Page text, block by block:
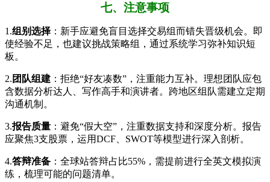
七、注意事项
1.​组别选择​ ​：新手应避免盲目选择交易组而错失晋级机会。即
使经验不足，也建议挑战策略组，通过系统学习弥补知识短
板。
2. ​团队组建​ ​：拒绝“好友凑数”，注重能力互补。理想团队应包
含数据分析达人、写作高手和演讲者。跨地区组队需建立定期
沟通机制。
3.​报告质量​ ​：避免“假大空”，注重数据支持和深度分析。报告
应聚焦3支股票，运用DCF、SWOT等模型进行深入剖析。
4.​答辩准备​ ​：全球站答辩占比55%，需提前进行全英文模拟演
练，梳理可能的问题清单。